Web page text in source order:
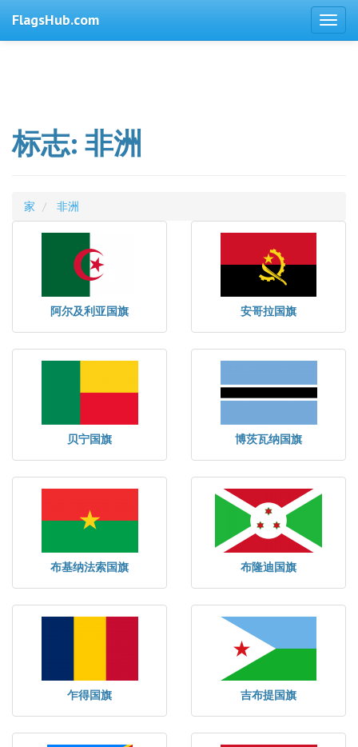
FlagsHub.com
标志: 非洲
家 非洲
阿尔及利亚国旗 安哥拉国旗
贝宁国旗 博茨瓦纳国旗
布基纳法索国旗 布隆迪国旗
乍得国旗 吉布提国旗